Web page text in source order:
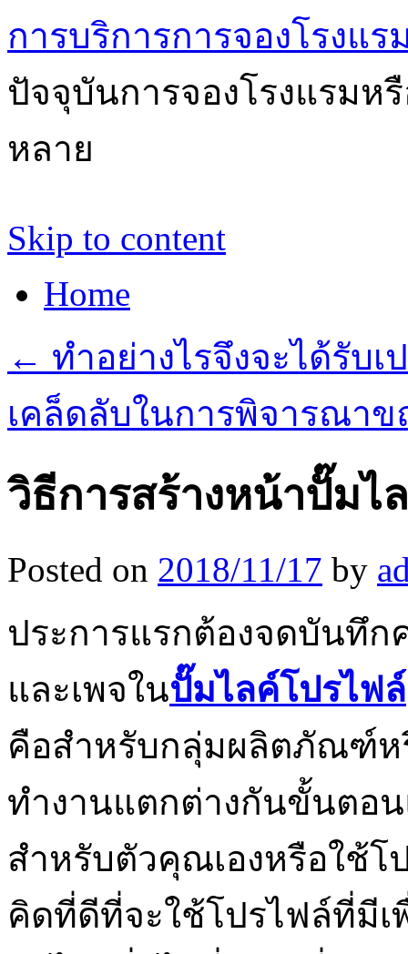
การบริการการจองโรงแ
ปัจจุบันการจองโรงแรมห
หลาย
Skip to content
Home
← ทำอย่างไรจึงจะได้รับ
เคล็ดลับในการพิจารณา
วิธีการสร้างหน้าปั๊มไ
Posted on 2018/11/17 by
ประการแรกต้องจดบันทึก
และเพจในปั๊มไลค์โปรไฟล์
คือสำหรับกลุ่มผลิตภัณฑ์ห
ทำงานแตกต่างกันขั้นตอ
สำหรับตัวคุณเองหรือใช้
คิดที่ดีที่จะใช้โปรไฟล์ที่มีเ